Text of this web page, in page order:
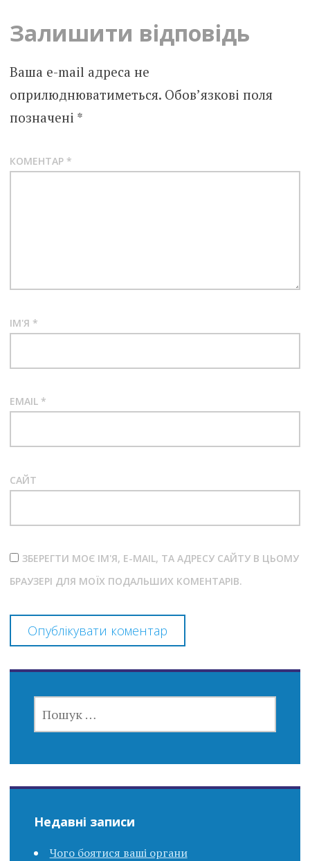
Залишити відповідь
Ваша e-mail адреса не
оприлюднюватиметься. Обов’язкові поля
позначені *
КОМЕНТАР *
ІМ'Я *
EMAIL *
САЙТ
ЗБЕРЕГТИ МОЄ ІМ'Я, E-MAIL, ТА АДРЕСУ САЙТУ В ЦЬОМУ
БРАУЗЕРІ ДЛЯ МОЇХ ПОДАЛЬШИХ КОМЕНТАРІВ.
Недавні записи
Чого боятися ваші органи